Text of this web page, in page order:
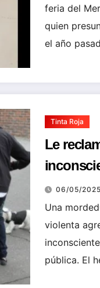
feria del
quien
el año
Tinta Roja
Le
Florida
06/05/2025
Una
violenta
pública. El